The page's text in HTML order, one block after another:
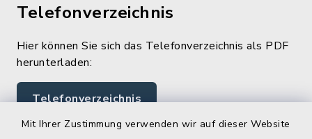
Mit Ihrer Zustimmung verwenden wir auf dieser Website
Telefonverzeichnis
Hier können Sie sich das Telefonverzeichnis als PDF
herunterladen:
Telefonverzeichnis